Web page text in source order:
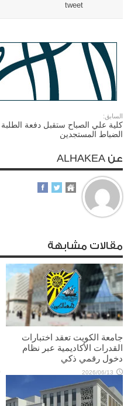
tweet
السابق:
كلية علي الصباح ستقبل دفعة الطلبة
الضباط المستجدين
عن ALHAKEA
مقالات مشابهة
جامعة الكويت تعقد اختبارات
القدرات الأكاديمية عبر نظام
دخول رقمي ذكي
2026/06/13